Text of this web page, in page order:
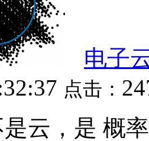
电子
点击：
云，是 概